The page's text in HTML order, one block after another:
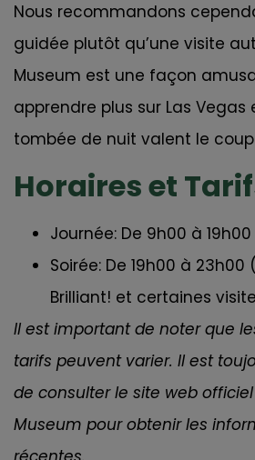
Nous recommandons
guidée plutôt qu’une visite
Museum est une façon
apprendre plus sur Las
tombée de nuit valent le
Horaires et
Journée: De 9h00 à 19h00
Soirée: De 19h00 à 23h00
Brilliant! et certaines
Il est important de noter que
tarifs peuvent varier. Il est
de consulter le site web
Museum pour obtenir les